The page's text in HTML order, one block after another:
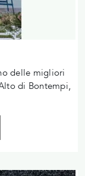
delle migliori
di Bontempi,